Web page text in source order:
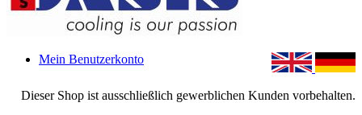
Dieser Shop ist ausschließlich gewerblichen Kunden vorbehalten.
Mein Benutzerkonto